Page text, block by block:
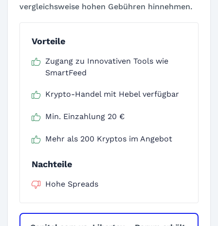
vergleichsweise hohen Gebühren hinnehmen.
Vorteile
Zugang zu Innovativen Tools wie
SmartFeed
Krypto-Handel mit Hebel verfügbar
Min. Einzahlung 20 €
Mehr als 200 Kryptos im Angebot
Nachteile
Hohe Spreads